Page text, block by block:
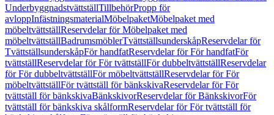
UnderbyggnadstvättställTillbehörPropp för
avloppInfästningsmaterialMöbelpaketMöbelpaket med
möbeltvättställReservdelar för Möbelpaket med
möbeltvättställBadrumsmöblerTvättställsunderskåpReservdelar för
TvättställsunderskåpFör handfatReservdelar för För handfatFör
tvättställReservdelar för För tvättställFör dubbeltvättställReservdelar
för För dubbeltvättställFör möbeltvättställReservdelar för För
möbeltvättställFör tvättställ för bänkskivaReservdelar för För
tvättställ för bänkskivaBänkskivorReservdelar för BänkskivorFör
tvättställ för bänkskiva skålformReservdelar för För tvättställ för